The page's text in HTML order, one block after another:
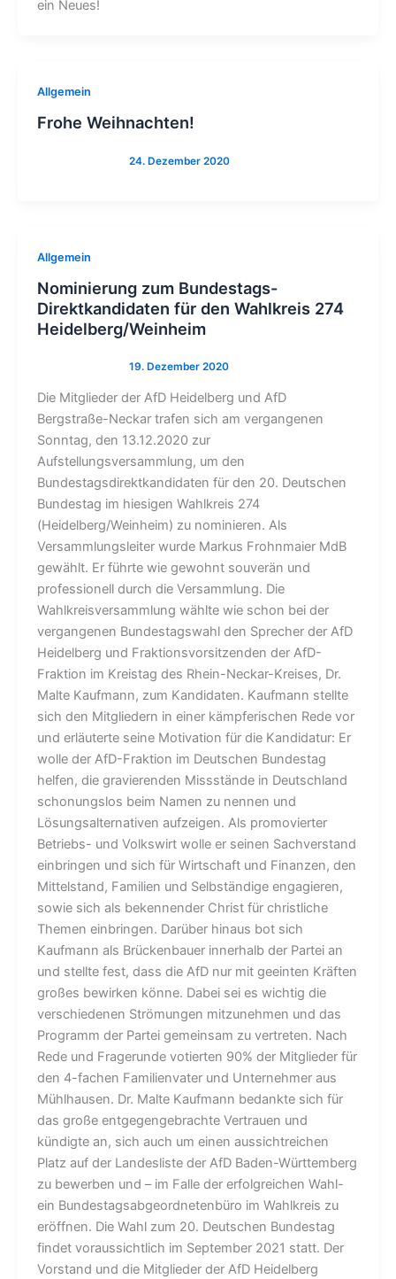
ein Neues!
Allgemein
Frohe Weihnachten!
Allgemein
Nominierung zum Bundestags-
Direktkandidaten für den Wahlkreis 274
Heidelberg/Weinheim
Die Mitglieder der AfD Heidelberg und AfD
Bergstraße-Neckar trafen sich am vergangenen
Sonntag, den 13.12.2020 zur
Aufstellungsversammlung, um den
Bundestagsdirektkandidaten für den 20. Deutschen
Bundestag im hiesigen Wahlkreis 274
(Heidelberg/Weinheim) zu nominieren. Als
Versammlungsleiter wurde Markus Frohnmaier MdB
gewählt. Er führte wie gewohnt souverän und
professionell durch die Versammlung. Die
Wahlkreisversammlung wählte wie schon bei der
vergangenen Bundestagswahl den Sprecher der AfD
Heidelberg und Fraktionsvorsitzenden der AfD-
Fraktion im Kreistag des Rhein-Neckar-Kreises, Dr.
Malte Kaufmann, zum Kandidaten. Kaufmann stellte
sich den Mitgliedern in einer kämpferischen Rede vor
und erläuterte seine Motivation für die Kandidatur: Er
wolle der AfD-Fraktion im Deutschen Bundestag
helfen, die gravierenden Missstände in Deutschland
schonungslos beim Namen zu nennen und
Lösungsalternativen aufzeigen. Als promovierter
Betriebs- und Volkswirt wolle er seinen Sachverstand
einbringen und sich für Wirtschaft und Finanzen, den
Mittelstand, Familien und Selbständige engagieren,
sowie sich als bekennender Christ für christliche
Themen einbringen. Darüber hinaus bot sich
Kaufmann als Brückenbauer innerhalb der Partei an
und stellte fest, dass die AfD nur mit geeinten Kräften
großes bewirken könne. Dabei sei es wichtig die
verschiedenen Strömungen mitzunehmen und das
Programm der Partei gemeinsam zu vertreten. Nach
Rede und Fragerunde votierten 90% der Mitglieder für
den 4-fachen Familienvater und Unternehmer aus
Mühlhausen. Dr. Malte Kaufmann bedankte sich für
das große entgegengebrachte Vertrauen und
kündigte an, sich auch um einen aussichtreichen
Platz auf der Landesliste der AfD Baden-Württemberg
zu bewerben und – im Falle der erfolgreichen Wahl-
ein Bundestagsabgeordnetenbüro im Wahlkreis zu
eröffnen. Die Wahl zum 20. Deutschen Bundestag
findet voraussichtlich im September 2021 statt. Der
Vorstand und die Mitglieder der AfD Heidelberg